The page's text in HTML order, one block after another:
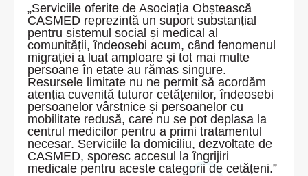
„Serviciile oferite de Asociația Obștească
CASMED reprezintă un suport substanțial
pentru sistemul social și medical al
comunității, îndeosebi acum, când fenomenul
migrației a luat amploare și tot mai multe
persoane în etate au rămas singure.
Resursele limitate nu ne permit să acordăm
atenția cuvenită tuturor cetățenilor, îndeosebi
persoanelor vârstnice și persoanelor cu
mobilitate redusă, care nu se pot deplasa la
centrul medicilor pentru a primi tratamentul
necesar. Serviciile la domiciliu, dezvoltate de
CASMED, sporesc accesul la îngrijiri
medicale pentru aceste categorii de cetățeni.”